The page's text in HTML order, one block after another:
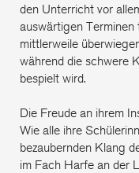
den Unterricht vor
auswärtigen
mittlerweile
während die schwere
bespielt wird.
Die Freude an ihrem
Wie alle ihre
bezaubernden Klang
im Fach Harfe an der